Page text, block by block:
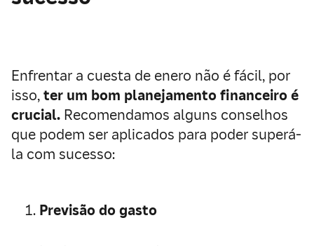
Enfrentar a cuesta de enero não é fácil, por
isso,ter um bom planejamento financeiro é
crucial. Recomendamos alguns conselhos
que podem ser aplicados para poder superá-
la com sucesso:
Previsão do gasto